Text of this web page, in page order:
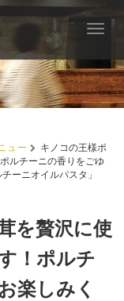
T
g
g
l
e
a
v
t
i
ュー
キノコの王様ポ
ルチーニの香りをごゆ
ーニオイルパスタ」
を贅沢に使
！ポルチ
楽しみく